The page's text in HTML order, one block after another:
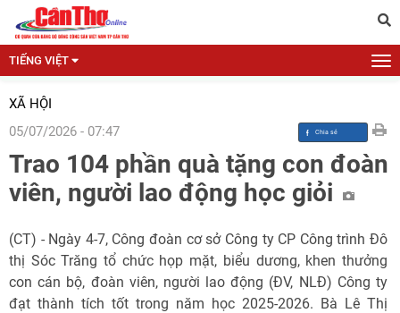
TIẾNG VIỆT
XÃ HỘI
05/07/2026 - 07:47
Trao 104 phần quà tặng con đoàn
viên, người lao động học giỏi
(CT) - Ngày 4-7, Công đoàn cơ sở Công ty CP Công trình Đô
thị Sóc Trăng tổ chức họp mặt, biểu dương, khen thưởng
con cán bộ, đoàn viên, người lao động (ĐV, NLĐ) Công ty
đạt thành tích tốt trong năm học 2025-2026. Bà Lê Thị